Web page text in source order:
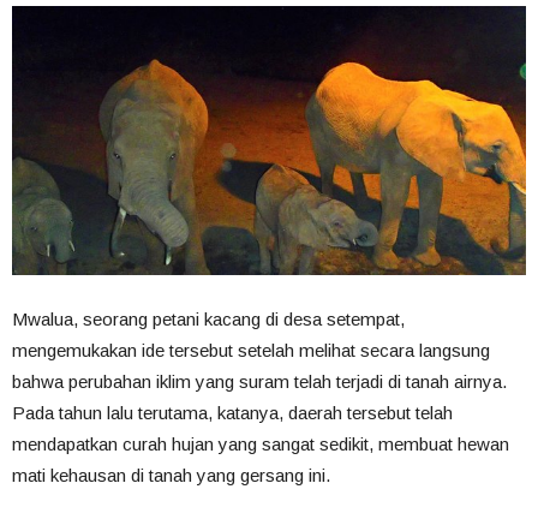
Mwalua, seorang petani kacang di desa setempat,
mengemukakan ide tersebut setelah melihat secara langsung
bahwa perubahan iklim yang suram telah terjadi di tanah airnya.
Pada tahun lalu terutama, katanya, daerah tersebut telah
mendapatkan curah hujan yang sangat sedikit, membuat hewan
mati kehausan di tanah yang gersang ini.